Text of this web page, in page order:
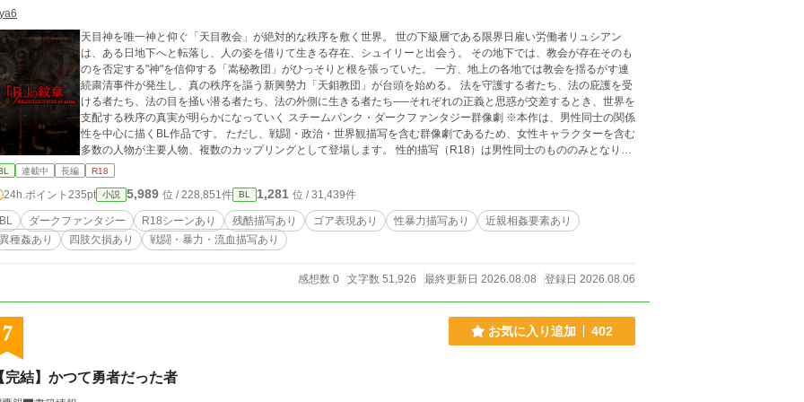
天目神を唯一神と仰ぐ「天目教会」が絶対的な秩序を敷く世界。 世の下級層である限界日雇い労働者リュシアン
は、ある日地下へと転落し、人の姿を借りて生きる存在、シュイリーと出会う。 その地下では、教会が存在そのも
のを否定する"神"を信仰する「嵩秘教団」がひっそりと根を張っていた。 一方、地上の各地では教会を揺るがす連
続粛清事件が発生し、真の秩序を謳う新興勢力「天鉬教団」が台頭を始める。 法を守護する者たち、法の庇護を受
ける者たち、法の目を掻い潜る者たち、法の外側に生きる者たち──それぞれの正義と思惑が交差するとき、世界を
支配する秩序の真実が明らかになっていく スチームパンク・ダークファンタジー群像劇 ※本作は、男性同士の関係
性を中心に描くBL作品です。 ただし、戦闘・政治・世界観描写を含む群像劇であるため、女性キャラクターを含む
多数の人物が主要人物、複数のカップリングとして登場します。 性的描写（R18）は男性同士のもののみとなりま
す。 ※本作には暴力・流血・人体欠損・ゴア表現・性的暴行・近親相姦・異種間性愛など、人によって不快と感じ
連載中 長編 R18
24h.ポイント 235pt 小説 5,989 位 / 228,851件 BL 1,281 位 / 31,439件
BL ダークファンタジー R18シーンあり 残酷描写あり ゴア表現あり 性暴力描写あり
近親相姦要素あり
異種姦あり
四肢欠損あり 戦闘・暴力・流血描写あり
感想数 0 文字数 51,926 最終更新日 2026.08.08 登録日 2026.08.06
7 お気に入り追加 402
完結】かつて勇者だった者